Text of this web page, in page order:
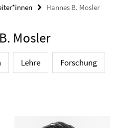
Hannes B. Mosler
Mosler
Lehre Forschung